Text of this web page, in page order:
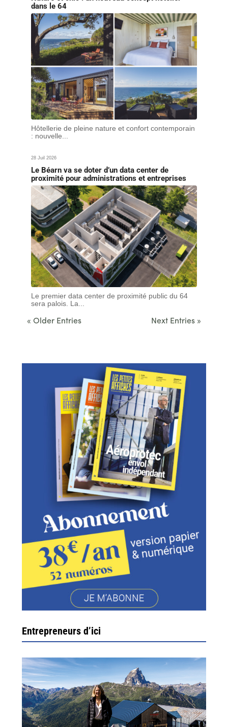
dans le 64
Hôtellerie de pleine nature et confort contemporain
: nouvelle...
28 Juil 2026
Le Béarn va se doter d’un data center de
proximité pour administrations et entreprises
Le premier data center de proximité public du 64
sera palois. La...
« Older Entries Next Entries »
Entrepreneurs d’ici